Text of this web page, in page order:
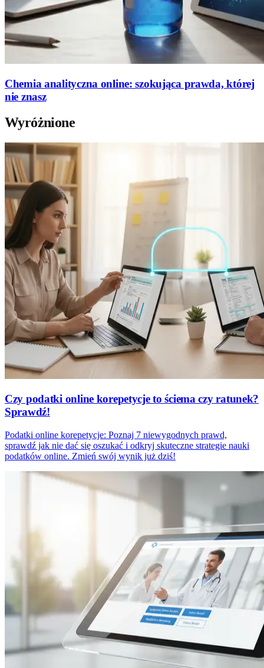
Chemia analityczna online: szokująca prawda, której
nie znasz
Wyróżnione
Czy podatki online korepetycje to ściema czy ratunek?
Sprawdź!
Podatki online korepetycje: Poznaj 7 niewygodnych prawd,
sprawdź jak nie dać się oszukać i odkryj skuteczne strategie nauki
podatków online. Zmień swój wynik już dziś!